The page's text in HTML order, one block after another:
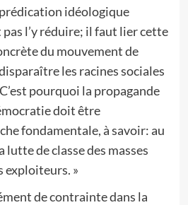
idéologique
l’y réduire; il faut lier cette
du mouvement de
les racines sociales
pourquoi la propagande
doit être
fondamentale, à savoir: au
de classe des masses
exploiteurs. »
de contrainte dans la